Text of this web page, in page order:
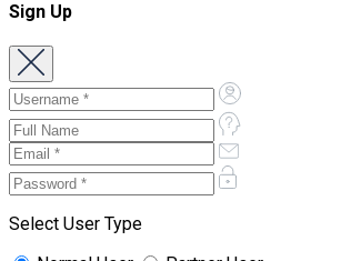
Sign Up
Select User Type